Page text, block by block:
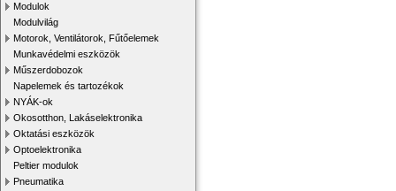
Modulok
Modulvilág
Motorok, Ventilátorok, Fűtőelemek
Munkavédelmi eszközök
Műszerdobozok
Napelemek és tartozékok
NYÁK-ok
Okosotthon, Lakáselektronika
Oktatási eszközök
Optoelektronika
Peltier modulok
Pneumatika